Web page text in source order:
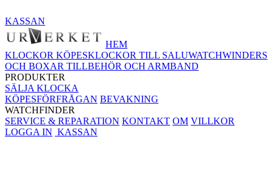
KASSAN
HEM
KLOCKOR KÖPESKLOCKOR TILL SALUWATCHWINDERS
OCH BOXAR TILLBEHÖR OCH ARMBAND
PRODUKTER
SÄLJA KLOCKA
KÖPESFÖRFRÅGAN BEVAKNING
WATCHFINDER
SERVICE & REPARATION KONTAKT OM VILLKOR
LOGGA IN KASSAN